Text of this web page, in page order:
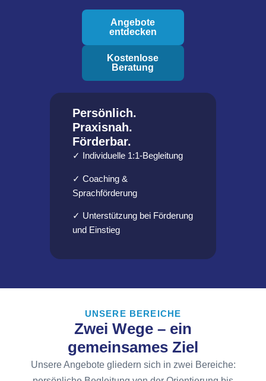
Angebote
entdecken
Kostenlose
Beratung
Persönlich.
Praxisnah.
Förderbar.
✓ Individuelle 1:1-Begleitung
✓ Coaching &
Sprachförderung
✓ Unterstützung bei Förderung
und Einstieg
UNSERE BEREICHE
Zwei Wege – ein
gemeinsames Ziel
Unsere Angebote gliedern sich in zwei Bereiche: